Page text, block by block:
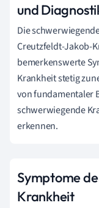
und
Die
Creutzfeldt-Jakob-
bemerkenswerte
Krankheit stetig
von fundamentaler
schwerwiegende
erkennen.
Symptome
Krankheit